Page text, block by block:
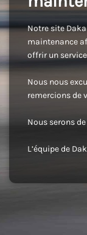
Notre site
maintenance
offrir un
Nous nous
remercions de
Nous serons
L’équipe de